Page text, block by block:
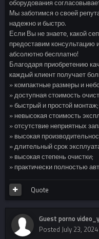
оборудования
Мы заботимся о своей
надежно и быстро.
Если Вы не знаете, какой
предоставим консультацию
абсолютно бесплатно!
Благодаря приобретению
каждый клиент получает
» компактные размеры и
» доступная стоимость
» быстрый и простой монтаж;
» невысокая стоимость
» отсутствие неприятных
» высокая
» длительный срок
» высокая степень очистки;
» практически полностью
Quote
Guest porno
Posted July 23, 2024